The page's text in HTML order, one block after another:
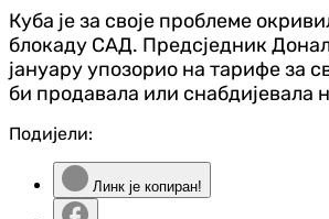
Куба је за своје проблеме
блокаду САД. Предсједник
јануару упозорио на тарифе за
би продавала или снабдијевала
Подијели:
Линк је копиран!